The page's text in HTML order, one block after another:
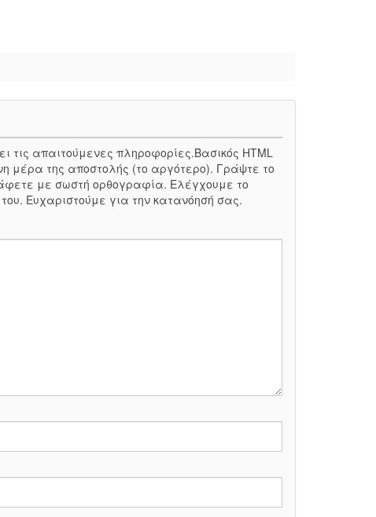
τις απαιτούμενες πληροφορίες.Βασικός HTML
μέρα της αποστολής (το αργότερο). Γράψτε το
με σωστή ορθογραφία. Ελέγχουμε το
Ευχαριστούμε για την κατανόησή σας.